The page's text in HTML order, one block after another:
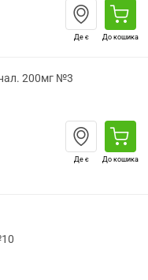
Де є До кошика
200мг №3
Де є До кошика